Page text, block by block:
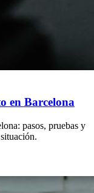
en Barcelona
pasos, pruebas y